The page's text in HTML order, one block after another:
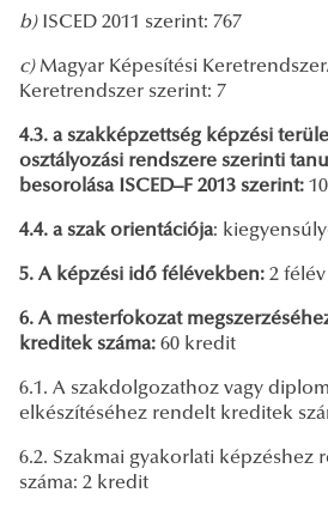
b) ISCED 2011 szerint: 767
c)Magyar Képesítési
Keretrendszer szerint: 7
4.3. a szakképzettség képzési
osztályozási rendszere szerinti
besorolása ISCED–F 2013 szerint:
4.4. a szak orientációja:
5. A képzési idő félévekben: 2 félév
6. A mesterfokozat
kreditek száma: 60 kredit
6.1. A szakdolgozathoz vagy
elkészítéséhez rendelt kreditek
6.2. Szakmai gyakorlati képzéshez
száma: 2 kredit